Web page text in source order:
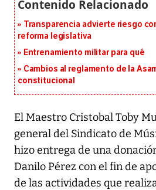
Transparencia advierte riesgo
reforma legislativa
Entrenamiento militar para qué
Cambios al reglamento de la
constitucional
El Maestro Cristobal Toby
general del Sindicato de
hizo entrega de una
Danilo Pérez con el fin de
de las actividades que